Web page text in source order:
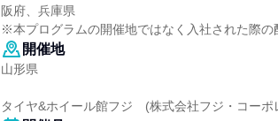
阪府、兵庫県
※本プログラムの開催地ではなく入社された際の
開催地
山形県
タイヤ&ホイール館フジ (株式会社フジ・コーポ